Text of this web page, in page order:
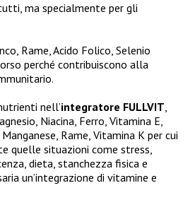
ma specialmente per gli
Rame, Acido Folico, Selenio
perché contribuiscono alla
nell’integratore FULLVIT,
Niacina, Ferro, Vitamina E,
Rame, Vitamina K per cui
quelle situazioni come stress,
dieta, stanchezza fisica e
un’integrazione di vitamine e